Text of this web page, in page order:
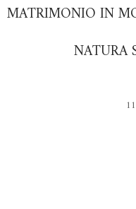
MATRIMONI
MATRIMONIO IN
NATURA